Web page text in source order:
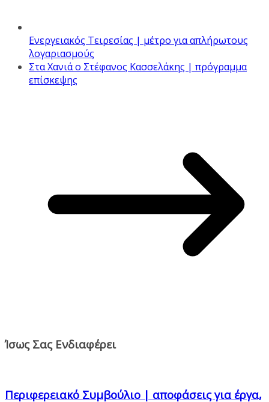
Ενεργειακός Τειρεσίας | μέτρο για απλήρωτους
λογαριασμούς
Στα Χανιά ο Στέφανος Κασσελάκης | πρόγραμμα
επίσκεψης
Ίσως Σας Ενδιαφέρει
Περιφερειακό Συμβούλιο | αποφάσεις για έργα,